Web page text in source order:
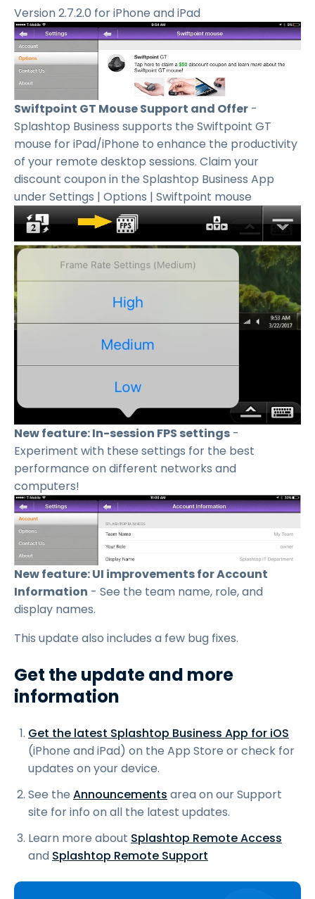
Version 2.7.2.0 for iPhone and iPad
Swiftpoint GT Mouse Support and Offer -
Splashtop Business supports the Swiftpoint GT
mouse for iPad/iPhone to enhance the productivity
of your remote desktop sessions. Claim your
discount coupon in the Splashtop Business App
under Settings | Options | Swiftpoint mouse
New feature: In-session FPS settings -
Experiment with these settings for the best
performance on different networks and
computers!
New feature: UI improvements for Account
Information - See the team name, role, and
display names.
This update also includes a few bug fixes.
Get the update and more
information
Get the latest Splashtop Business App for iOS
(iPhone and iPad) on the App Store or check for
updates on your device.
See the Announcements area on our Support
site for info on all the latest updates.
Learn more about Splashtop Remote Access
and Splashtop Remote Support